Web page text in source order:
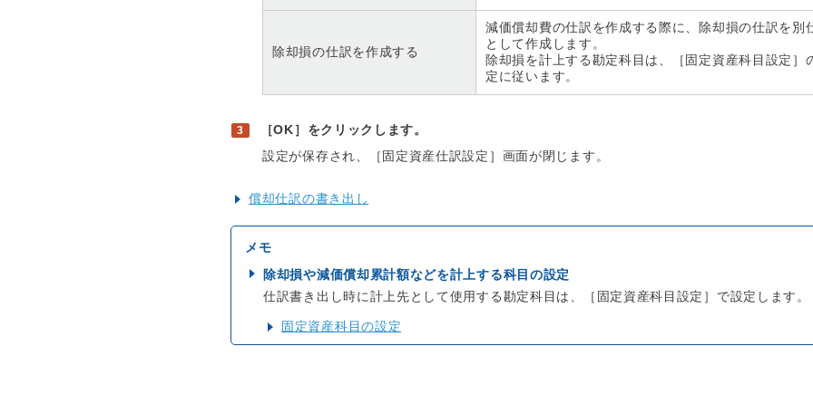
除却損の仕訳を作成する
減価償却費の仕訳を作成する際に、除却損の仕訳を別
として作成します。
除却損を計上する勘定科目は、［固定資産科目設定］
定に従います。
［OK］をクリックします。
設定が保存され、［固定資産仕訳設定］画面が閉じます。
償却仕訳の書き出し
除却損や減価償却累計額などを計上する科目の設定
仕訳書き出し時に計上先として使用する勘定科目は、［固定資産科目設定］で設定します。
固定資産科目の設定